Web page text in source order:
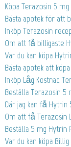
Köpa Terazosin 5 mg
Bästa apotek för att
Inköp Terazosin
Om att få billigaste
Var du kan köpa
Bästa apotek att
Inköp Låg Kostnad
Beställa Terazosin 5
Där jag kan få
Om att få Terazosin
Beställa 5 mg Hytrin
Var du kan köpa